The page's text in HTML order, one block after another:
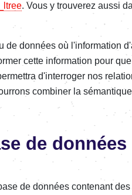
. Vous y trouverez aussi
de données où l'information
cette information pour
d'interroger nos
combiner la
de données
de données contenant